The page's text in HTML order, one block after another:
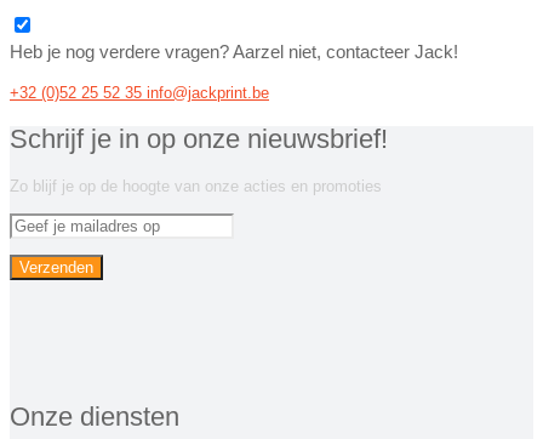
Heb je nog verdere vragen? Aarzel niet, contacteer Jack!
+32 (0)52 25 52 35 info@jackprint.be
Schrijf je in op onze nieuwsbrief!
Zo blijf je op de hoogte van onze acties en promoties
Onze diensten